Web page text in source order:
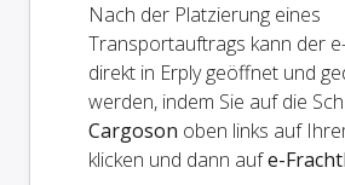
Nach der Platzierung eines
Transportauftrags kann der
direkt in Erply geöffnet und
werden, indem Sie auf die
Cargoson oben links auf
klicken und dann aufe-